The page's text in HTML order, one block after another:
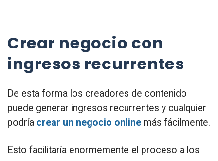
Crear negocio con
ingresos recurrentes
De esta forma los creadores de contenido
puede generar ingresos recurrentes y cualquier
podría crear un negocio online más fácilmente.
Esto facilitaría enormemente el proceso a los